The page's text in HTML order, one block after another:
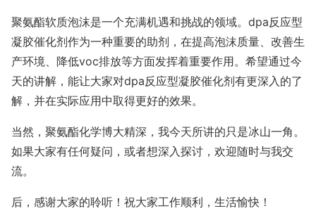
聚氨酯软质泡沫是一个充满机遇和挑战的领域。dpa反应型
凝胶催化剂作为一种重要的助剂，在提高泡沫质量、改善生
产环境、降低voc排放等方面发挥着重要作用。希望通过今
天的讲解，能让大家对dpa反应型凝胶催化剂有更深入的了
解，并在实际应用中取得更好的效果。
当然，聚氨酯化学博大精深，我今天所讲的只是冰山一角。
如果大家有任何疑问，或者想深入探讨，欢迎随时与我交
流。
后，感谢大家的聆听！祝大家工作顺利，生活愉快！